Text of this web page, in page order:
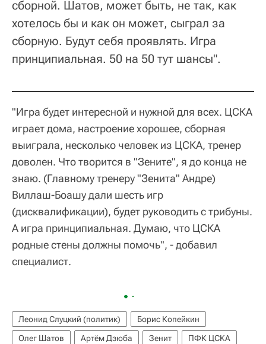
сборной. Шатов, может быть, не так, как
хотелось бы и как он может, сыграл за
сборную. Будут себя проявлять. Игра
принципиальная. 50 на 50 тут шансы".
"Игра будет интересной и нужной для всех. ЦСКА
играет дома, настроение хорошее, сборная
выиграла, несколько человек из ЦСКА, тренер
доволен. Что творится в "Зените", я до конца не
знаю. (Главному тренеру "Зенита" Андре)
Виллаш-Боашу дали шесть игр
(дисквалификации), будет руководить с трибуны.
А игра принципиальная. Думаю, что ЦСКА
родные стены должны помочь", - добавил
специалист.
Леонид Слуцкий (политик)
Борис Копейкин
Олег Шатов
Артём Дзюба Зенит ПФК ЦСКА